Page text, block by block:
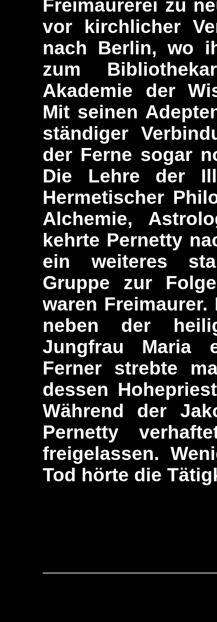
Freimaurerei zu
vor kirchlicher
nach Berlin, wo
zum
Akademie der
Mit seinen
ständiger
der Ferne sogar
Die Lehre der
Hermetischer
Alchemie,
kehrte Pernetty
ein weiteres
Gruppe zur
waren
neben der
Jungfrau Maria
Ferner strebte
dessen
Während der
Pernetty
freigelassen.
Tod hörte die